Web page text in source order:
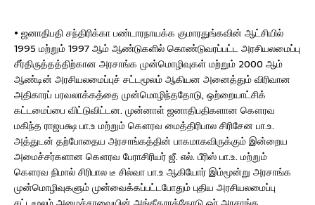
• ஜனாதிபதி சந்திரிக்கா பண்டாரநாயக்க குமாரதுங்கவின் ஆட்சியில்
1995 மற்றும் 1997 ஆம் ஆண்டுகளில் கொண்டுவரப்பட்ட அரசியலமைப்பு
சீர்திருத்தத்திற்கான அரசாங்க முன்மொழிவுகள் மற்றும் 2000 ஆம்
ஆண்டின் அரசியலமைப்புச் சட்டமூலம் ஆகியன அனைத்தும் விரிவான
அதிகாரப் பரவலாக்கத்தை முன்மொழிந்ததோடு, ஒற்றையாட்சிக்
கட்டமைப்பை விட்டுவிட்டன. முன்னாள் ஜனாதிபதிகளான கௌரவ
மகிந்த ராஜபக்ஷ பா.உ மற்றும் கௌரவ மைத்திரிபால சிரிசேன பா.உ.
அத்துடன் தற்போதைய அரசாங்கத்தின் பாகமாகவிருக்கும் இன்றைய
அமைச்சர்களான கௌரவ பேராசிரியர் ஜீ. எல். பீரிஸ் பா.உ. மற்றும்
கௌரவ நிமால் சிரிபால டீ சில்வா பா.உ ஆகியோர் இம்மூன்று அரசாங்க
முன்மொழிவுகளும் முன்வைக்கப்பட்டபோதும் புதிய அரசியலமைப்பு